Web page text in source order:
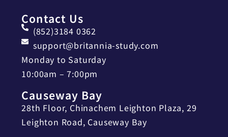
Contact Us
(852)3184 0362
support@britannia-study.com
Monday to Saturday
10:00am – 7:00pm
Causeway Bay
28th Floor, Chinachem Leighton Plaza, 29
Leighton Road, Causeway Bay